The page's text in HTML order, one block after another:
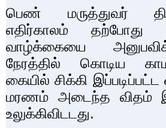
பெண் மருத்துவர்
எதிர்காலம் தற்போது
வாழ்க்கையை
நேரத்தில் கொடிய
கையில் சிக்கி
மரணம் அடைந்த விதம்
உலுக்கிவிடடது.